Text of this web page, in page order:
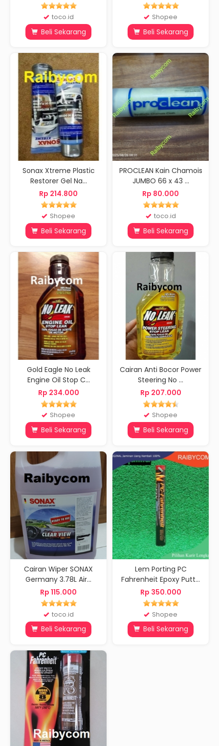
toco.id
Beli Sekarang
Shopee
Beli Sekarang
Sonax Xtreme Plastic
Restorer Gel Na...
Rp 214.800
Shopee
Beli Sekarang
PROCLEAN Kain Chamois
JUMBO 66 x 43 ...
Rp 80.000
toco.id
Beli Sekarang
Gold Eagle No Leak
Engine Oil Stop C...
Rp 234.000
Shopee
Beli Sekarang
Cairan Anti Bocor Power
Steering No ...
Rp 207.000
Shopee
Beli Sekarang
Cairan Wiper SONAX
Germany 3.78L Air...
Rp 115.000
toco.id
Beli Sekarang
Lem Porting PC
Fahrenheit Epoxy Putt...
Rp 350.000
Shopee
Beli Sekarang